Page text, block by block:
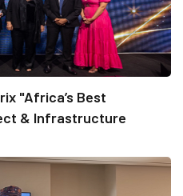
"Africa’s Best
& Infrastructure